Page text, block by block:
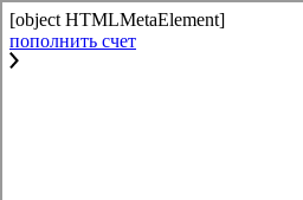
[object HTMLMetaElement]
пополнить счет